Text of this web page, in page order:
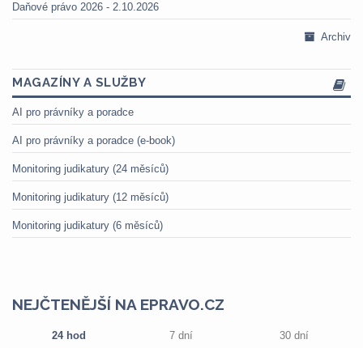
Daňové právo 2026 - 2.10.2026
Archiv
MAGAZÍNY A SLUŽBY
AI pro právníky a poradce
AI pro právníky a poradce (e-book)
Monitoring judikatury (24 měsíců)
Monitoring judikatury (12 měsíců)
Monitoring judikatury (6 měsíců)
NEJČTENĚJŠÍ NA EPRAVO.CZ
24 hod 7 dní 30 dní